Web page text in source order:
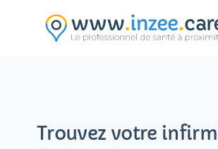
Trouvez votre